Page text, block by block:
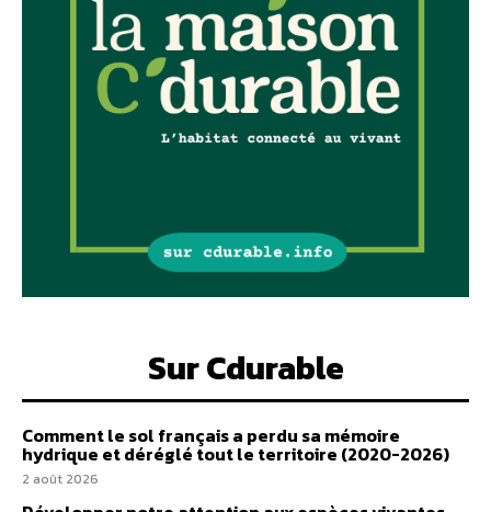
Sur Cdurable
Comment le sol français a perdu sa mémoire
hydrique et déréglé tout le territoire (2020-2026)
2 août 2026